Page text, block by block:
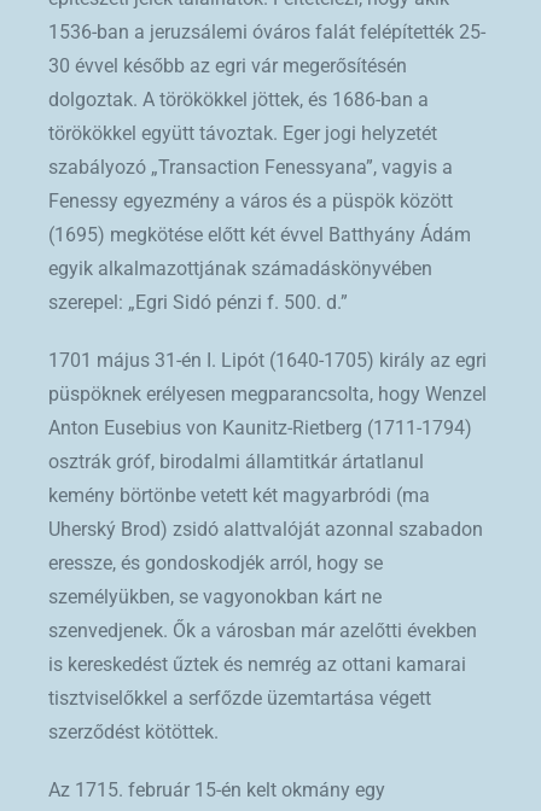
1536-ban a jeruzsálemi óváros falát felépítették 25-
30 évvel később az egri vár megerősítésén
dolgoztak. A törökökkel jöttek, és 1686-ban a
törökökkel együtt távoztak. Eger jogi helyzetét
szabályozó „Transaction Fenessyana”, vagyis a
Fenessy egyezmény a város és a püspök között
(1695) megkötése előtt két évvel Batthyány Ádám
egyik alkalmazottjának számadáskönyvében
szerepel: „Egri Sidó pénzi f. 500. d.”
1701 május 31-én I. Lipót (1640-1705) király az egri
püspöknek erélyesen megparancsolta, hogy Wenzel
Anton Eusebius von Kaunitz-Rietberg (1711-1794)
osztrák gróf, birodalmi államtitkár ártatlanul
kemény börtönbe vetett két magyarbródi (ma
Uherský Brod) zsidó alattvalóját azonnal szabadon
eressze, és gondoskodjék arról, hogy se
személyükben, se vagyonokban kárt ne
szenvedjenek. Ők a városban már azelőtti években
is kereskedést űztek és nemrég az ottani kamarai
tisztviselőkkel a serfőzde üzemtartása végett
szerződést kötöttek.
Az 1715. február 15-én kelt okmány egy